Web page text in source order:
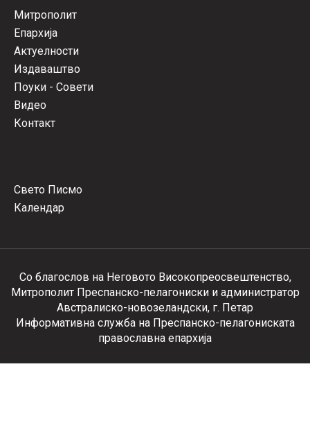
Митрополит
Епархија
Актуелности
Издаваштво
Поуки - Совети
Видео
Контакт
Свето Писмо
Календар
Со благослов на Неговото Високопреосвештенство,
Митрополит Преспанско-пелагониски и администратор
Австралиско-новозеландски, г. Петар
Информативна служба на Преспанско-пелагониската
православна епархија